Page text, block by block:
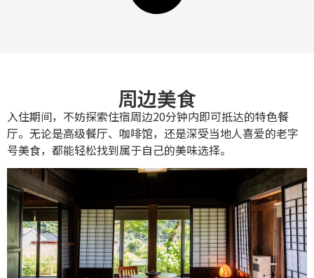
周边美食
入住期间，不妨探索住宿周边20分钟内即可抵达的特色餐
厅。无论是高级餐厅、咖啡馆，还是深受当地人喜爱的老字
号美食，都能轻松找到属于自己的美味选择。